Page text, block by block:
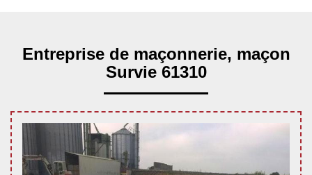
Entreprise de maçonnerie, maçon
Survie 61310